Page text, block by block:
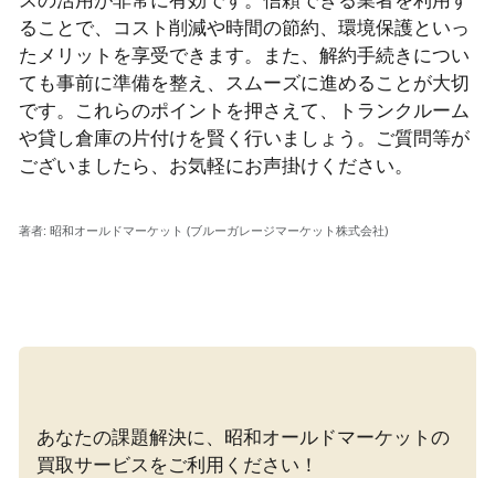
ることで、コスト削減や時間の節約、環境保護といっ
たメリットを享受できます。また、解約手続きについ
ても事前に準備を整え、スムーズに進めることが大切
です。これらのポイントを押さえて、トランクルーム
や貸し倉庫の片付けを賢く行いましょう。ご質問等が
ございましたら、お気軽にお声掛けください。
著者: 昭和オールドマーケット (ブルーガレージマーケット株式会社)
あなたの課題解決に、昭和オールドマーケットの